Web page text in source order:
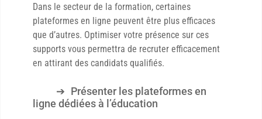
Dans le secteur de la formation, certaines
plateformes en ligne peuvent être plus efficaces
que d’autres. Optimiser votre présence sur ces
supports vous permettra de recruter efficacement
en attirant des candidats qualifiés.
Présenter les plateformes en
ligne dédiées à l’éducation